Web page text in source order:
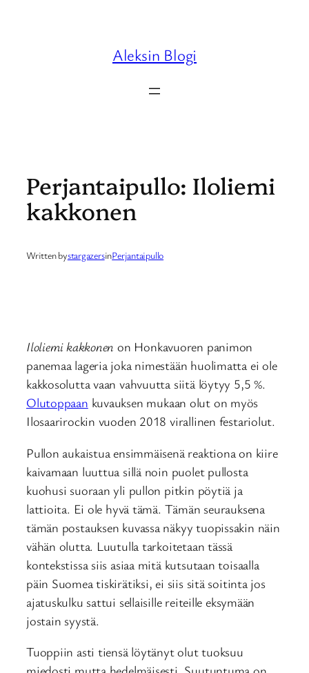
Aleksin Blogi
Perjantaipullo: Iloliemi
kakkonen
Written bystargazersinPerjantaipullo
Iloliemi kakkonen on Honkavuoren panimon
panemaa lageria joka nimestään huolimatta ei ole
kakkosolutta vaan vahvuutta siitä löytyy 5,5 %.
Olutoppaan kuvauksen mukaan olut on myös
Ilosaarirockin vuoden 2018 virallinen festariolut.
Pullon aukaistua ensimmäisenä reaktiona on kiire
kaivamaan luuttua sillä noin puolet pullosta
kuohusi suoraan yli pullon pitkin pöytiä ja
lattioita. Ei ole hyvä tämä. Tämän seurauksena
tämän postauksen kuvassa näkyy tuopissakin näin
vähän olutta. Luutulla tarkoitetaan tässä
kontekstissa siis asiaa mitä kutsutaan toisaalla
päin Suomea tiskirätiksi, ei siis sitä soitinta jos
ajatuskulku sattui sellaisille reiteille eksymään
jostain syystä.
Tuoppiin asti tiensä löytänyt olut tuoksuu